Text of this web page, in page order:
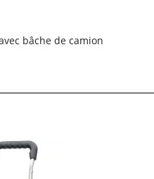
Andersen Royal Shopper Truck avec bâche de camion